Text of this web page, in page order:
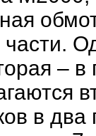
–
в